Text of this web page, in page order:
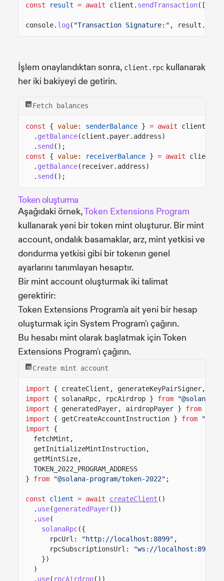
const result = await client. sendTransaction
console. log ( "Transaction Signature:" ,
İşlem onaylandıktan sonra, client.rpc kullanarak
her iki bakiyeyi de getirin.
Fetch balances
const { value: senderBalance } = await
client.rpc
. getBalance(client.payer.address)
. send ();
const
{ value: receiverBalance } = await
. getBalance(receiver.address)
. send ();
Token oluşturma
Aşağıdaki örnek,Token Extensions Program
kullanarak yeni bir token mint oluşturur. Bir mint
account, ondalık basamaklar, arz, mint yetkisi ve
dondurma yetkisi gibi bir tokenın genel
ayarlarını tanımlayan hesaptır.
Bir mint account oluşturmak iki talimat
gerektirir:
Token Extensions Program'a ait yeni bir hesap
oluşturmak için System Program'ı çağırın.
Bu hesabı mint olarak başlatmak için Token
Extensions Program'ı çağırın.
Create mint account
import
{ createClient, generateKeyPairSigner,
import
{ solanaRpc, rpcAirdrop } from
"@solana/
import
{ generatedPayer, airdropPayer } from
import
{ getCreateAccountInstruction } from
import
{
fetchMint,
getInitializeMintInstruction,
getMintSize,
TOKEN_2022_PROGRAM_ADDRESS
}
from "@solana-program/token-2022" ;
const client = await createClient ()
. use(generatedPayer())
. use(
solanaRpc({
rpcUrl:
"http://localhost:8899" ,
rpcSubscriptionsUrl:
"ws://localhost:8900"
})
)
. use( rpcAirdrop())